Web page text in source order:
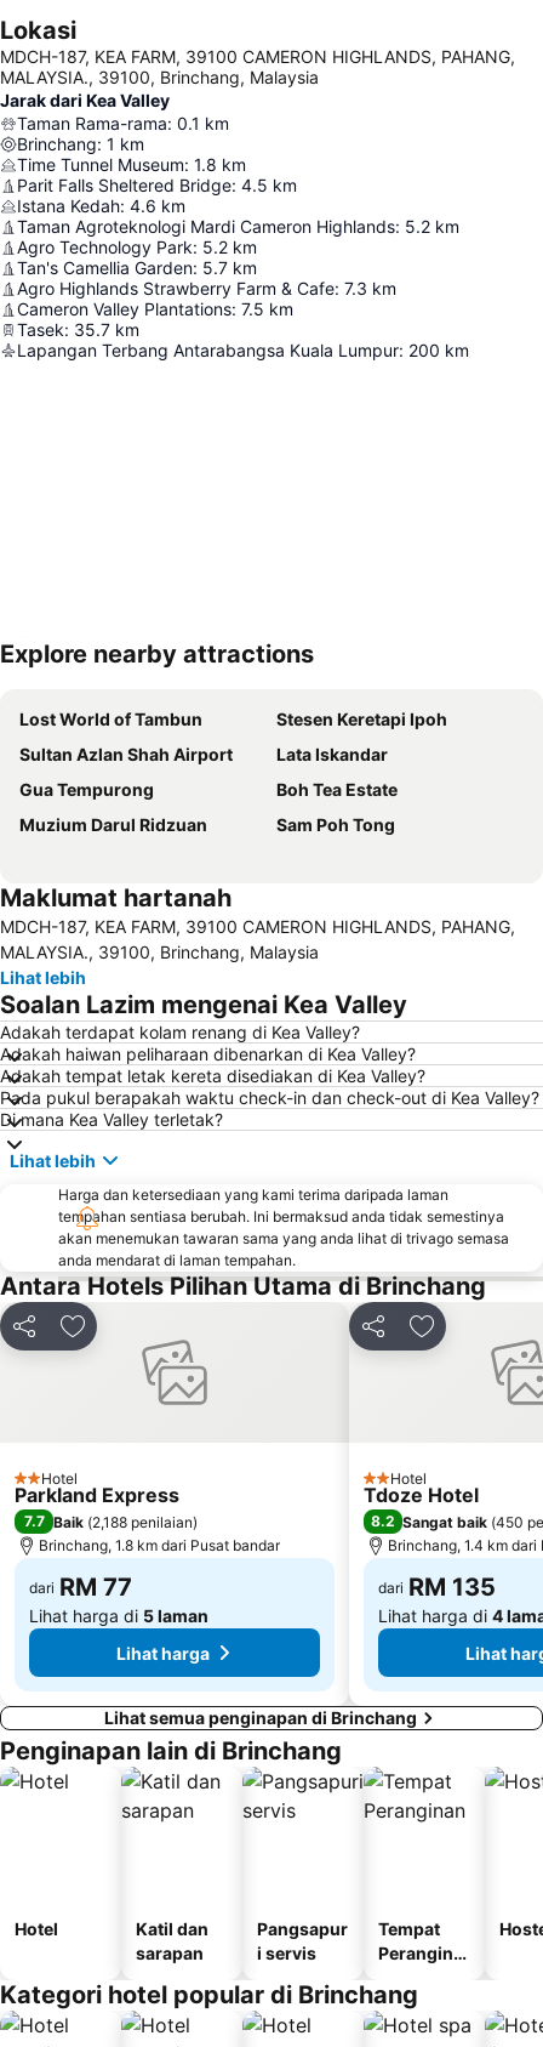
Lokasi
MDCH-187, KEA FARM, 39100 CAMERON HIGHLANDS, PAHANG,
MALAYSIA., 39100, Brinchang, Malaysia
Jarak dari Kea Valley
Taman Rama-rama: 0.1 km
Brinchang: 1 km
Time Tunnel Museum: 1.8 km
Parit Falls Sheltered Bridge: 4.5 km
Istana Kedah: 4.6 km
Taman Agroteknologi Mardi Cameron Highlands: 5.2 km
Agro Technology Park: 5.2 km
Tan's Camellia Garden: 5.7 km
Agro Highlands Strawberry Farm & Cafe: 7.3 km
Cameron Valley Plantations: 7.5 km
Tasek: 35.7 km
Lapangan Terbang Antarabangsa Kuala Lumpur: 200 km
Kembangkan peta
Explore nearby attractions
Lost World of Tambun
Stesen Keretapi Ipoh
Sultan Azlan Shah Airport
Lata Iskandar
Gua Tempurong
Boh Tea Estate
Muzium Darul Ridzuan
Sam Poh Tong
Maklumat hartanah
MDCH-187, KEA FARM, 39100 CAMERON HIGHLANDS, PAHANG,
MALAYSIA., 39100, Brinchang, Malaysia
Lihat lebih
Soalan Lazim mengenai Kea Valley
Adakah terdapat kolam renang di Kea Valley?
Adakah haiwan peliharaan dibenarkan di Kea Valley?
Adakah tempat letak kereta disediakan di Kea Valley?
Pada pukul berapakah waktu check-in dan check-out di Kea Valley?
Di mana Kea Valley terletak?
Lihat lebih
Harga dan ketersediaan yang kami terima daripada laman
tempahan sentiasa berubah. Ini bermaksud anda tidak semestinya
akan menemukan tawaran sama yang anda lihat di trivago semasa
anda mendarat di laman tempahan.
Antara Hotels Pilihan Utama di Brinchang
Kongsi Tambah ke favorit
2 Bintang
Hotel
Parkland Express
7.7 Baik (2,188 penilaian)
Brinchang, 1.8 km dari Pusat bandar
dari RM 77
Lihat harga di 5 laman
Lihat harga
Kongsi Tambah ke
2 Bintang
Hotel
Tdoze Hotel
8.2 Sangat baik (450
Brinchang, 1.4 km dari
dari RM 135
Lihat harga di 4
Lihat
Lihat semua penginapan di Brinchang
Penginapan lain di Brinchang
Hotel
Katil dan
sarapan
Pangsapur
i servis
Tempat
Perangina
Kategori hotel popular di Brinchang